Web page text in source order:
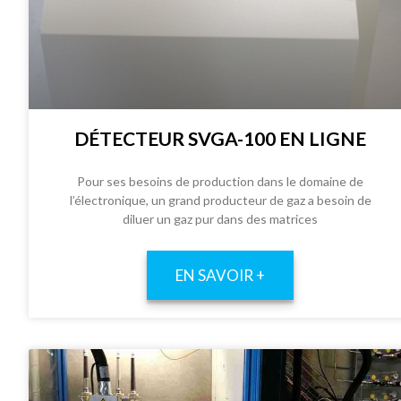
DÉTECTEUR SVGA-100 EN LIGNE
Pour ses besoins de production dans le domaine de
l’électronique, un grand producteur de gaz a besoin de
diluer un gaz pur dans des matrices
EN SAVOIR +